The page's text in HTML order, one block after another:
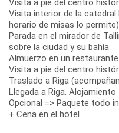
Visita interior de la catedral
horario de misas lo permite)
Parada en el mirador de
sobre la ciudad y su bahía
Almuerzo en un
Visita a pie del centro
Traslado a Riga
Llegada a Riga. Alojamiento
Opcional => Paquete todo
+ Cena en el hotel